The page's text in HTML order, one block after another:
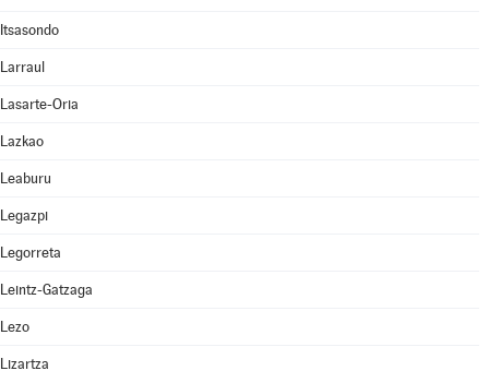
Itsasondo
Larraul
Lasarte-Oria
Lazkao
Leaburu
Legazpi
Legorreta
Leintz-Gatzaga
Lezo
Lizartza